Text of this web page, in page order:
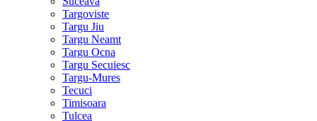
Targoviste
Targu Jiu
Targu Neamt
Targu Ocna
Targu Secuiesc
Targu-Mures
Tecuci
Timisoara
Tulcea